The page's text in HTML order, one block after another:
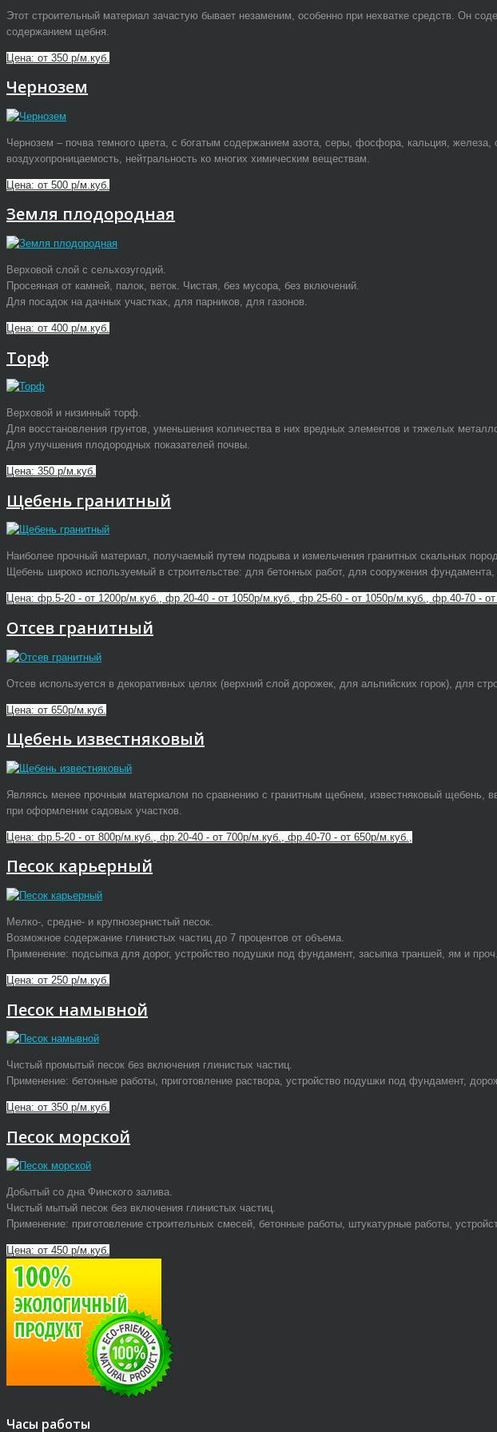
Этот строительный материал зачастую бывает незаменим, особенно при нехватке средств. Он
содержанием щебня.
Цена: от 350 р/м.куб.
Чернозем
Чернозем – почва темного цвета, с богатым содержанием азота, серы, фосфора, кальция,
воздухопроницаемость, нейтральность ко многих химическим веществам.
Цена: от 500 р/м.куб.
Земля плодородная
Верховой слой с сельхозугодий.
Просеяная от камней, палок, веток. Чистая, без мусора, без включений.
Для посадок на дачных участках, для парников, для газонов.
Цена: от 400 р/м.куб.
Торф
Верховой и низинный торф.
Для восстановления грунтов, уменьшения количества в них вредных элементов и тяжелых
Для улучшения плодородных показателей почвы.
Цена: 350 р/м.куб.
Щебень гранитный
Наиболее прочный материал, получаемый путем подрыва и измельчения гранитных скальных
Щебень широко используемый в строительстве: для бетонных работ, для сооружения
Цена: фр.5-20 - от 1200р/м.куб., фр.20-40 - от 1050р/м.куб., фр.25-60 - от 1050р/м.куб., фр.40-70 -
Отсев гранитный
Отсев используется в декоративных целях (верхний слой дорожек, для альпийских горок), для
Цена: от 650р/м.куб.
Щебень известняковый
Являясь менее прочным материалом по сравнению с гранитным щебнем, известняковый щебень,
при оформлении садовых участков.
Цена: фр.5-20 - от 800р/м.куб., фр.20-40 - от 700р/м.куб., фр.40-70 - от 650р/м.куб.,
Песок карьерный
Мелко-, средне- и крупнозернистый песок.
Возможное содержание глинистых частиц до 7 процентов от объема.
Применение: подсыпка для дорог, устройство подушки под фундамент, засыпка траншей, ям и
Цена: от 250 р/м.куб.
Песок намывной
Чистый промытый песок без включения глинистых частиц.
Применение: бетонные работы, приготовление раствора, устройство подушки под фундамент,
Цена: от 350 р/м.куб.
Песок морской
Добытый со дна Финского залива.
Чистый мытый песок без включения глинистых частиц.
Применение: приготовление строительных смесей, бетонные работы, штукатурные работы,
Цена: от 450 р/м.куб.
Часы работы